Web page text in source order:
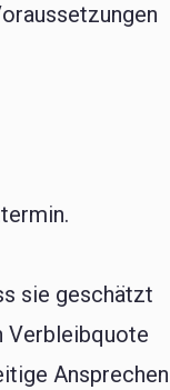
sie geschätzt
Verbleibquote
Ansprechen